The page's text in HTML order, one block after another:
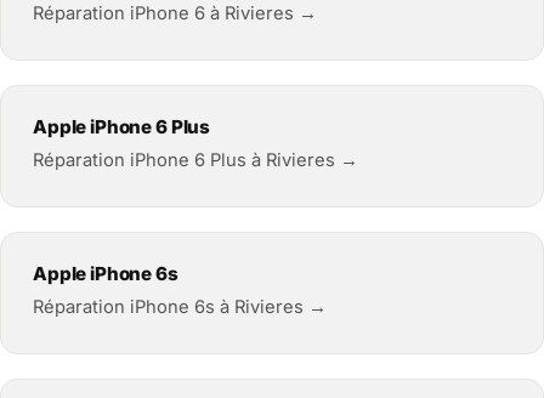
Réparation iPhone 6 à Rivieres →
Apple iPhone 6 Plus
Réparation iPhone 6 Plus à Rivieres →
Apple iPhone 6s
Réparation iPhone 6s à Rivieres →